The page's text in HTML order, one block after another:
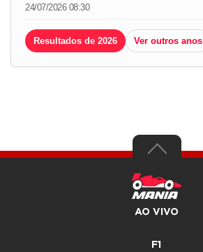
24/07/2026 08:30
Resultados de 2026 Ver outros anos
AO VIVO
F1